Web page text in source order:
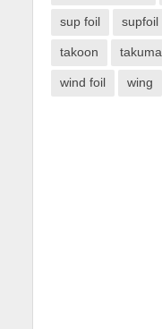
sup foil supfoil
takoon takuma
wind foil wing